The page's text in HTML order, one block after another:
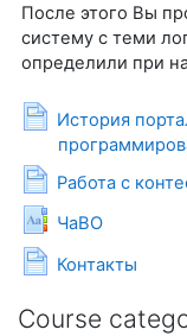
После этого Вы
систему с теми
определили при
История
Работа с
ЧаВО
Glossary
Контакты
Page
Course